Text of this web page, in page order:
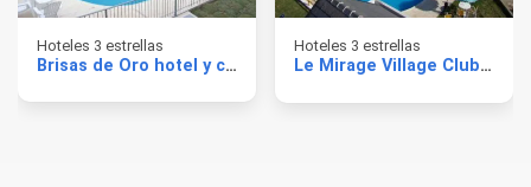
Hoteles 3 estrellas
Brisas de Oro hotel y cabañas
Hoteles 3 estrellas
Le Mirage Village Club Resort